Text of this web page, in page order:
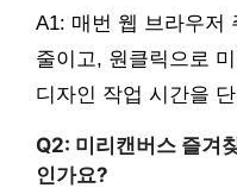
A1: 매번 웹 브라우저
줄이고, 원클릭으로
디자인 작업 시간을
Q2: 미리캔버스 즐겨
인가요?